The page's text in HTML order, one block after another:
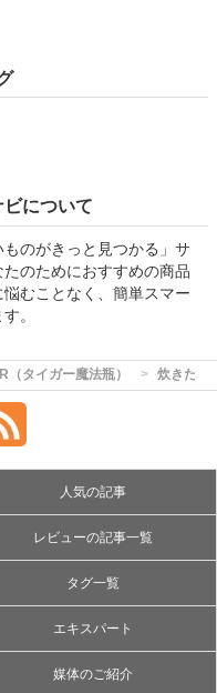
について
のがきっと見つかる」サ
のためにおすすめの商品
むことなく、簡単スマー
。
（タイガー魔法瓶） 炊きたて
人気の記事
レビューの記事一覧
タグ一覧
エキスパート
媒体のご紹介